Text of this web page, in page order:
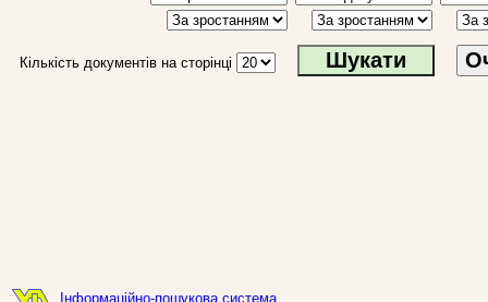
Кількість документів на сторінці
Інформаційно-пошукова система